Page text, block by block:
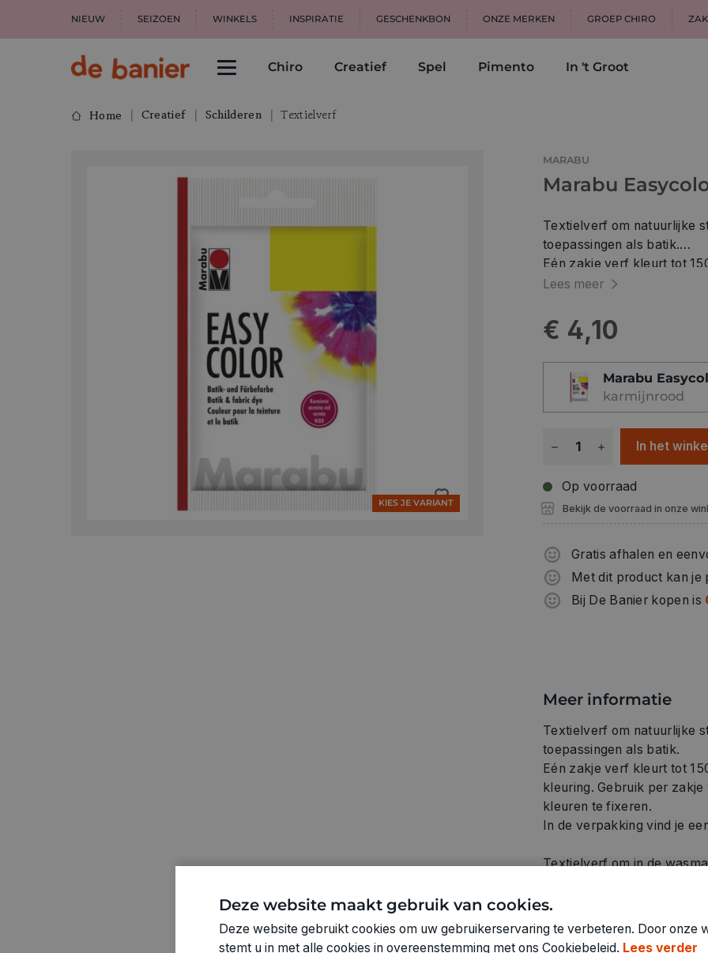
NIEUW SEIZOEN WINKELS INSPIRATIE GESCHENKBON ONZE MERKEN GROEP CHIRO
Chiro Creatief Spel Pimento In 't Groot
Home Creatief Schilderen Textielverf
KIES JE VARIANT
MARABU
Marabu
Textielverf om natuurlijke
toepassingen als batik.
Eén zakje verf kleurt tot 150 g droog gewogen stof en geeft een intensieve
kleuring. Gebruik per
In de verpakking vind je
Textielverf om in de
katoen, linnen, viscose en
vezels). Deze verf kan
alsook voor zijde. Goed
Lees meer
€ 4,10
Marabu
karmijnrood
In het
Op voorraad
Bekijk de voorraad in onze
Gratis afhalen en
Met dit product kan je
Bij De Banier kopen is
Meer informatie
Textielverf om natuurlijke
toepassingen als batik.
Eén zakje verf kleurt tot
kleuring. Gebruik per
kleuren te fixeren.
In de verpakking vind je
Textielverf om in de
katoen, linnen, viscose
vezels). Deze verf kan
alsook voor zijde. Goed
Deze website maakt gebruik van cookies.
Deze website gebruikt cookies om uw gebruikerservaring te verbeteren. Door onze
stemt u in met alle cookies in overeenstemming met ons Cookiebeleid. Lees verder